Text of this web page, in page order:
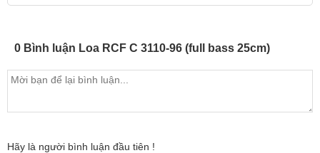
0 Bình luận Loa RCF C 3110-96 (full bass 25cm)
Hãy là người bình luận đầu tiên !